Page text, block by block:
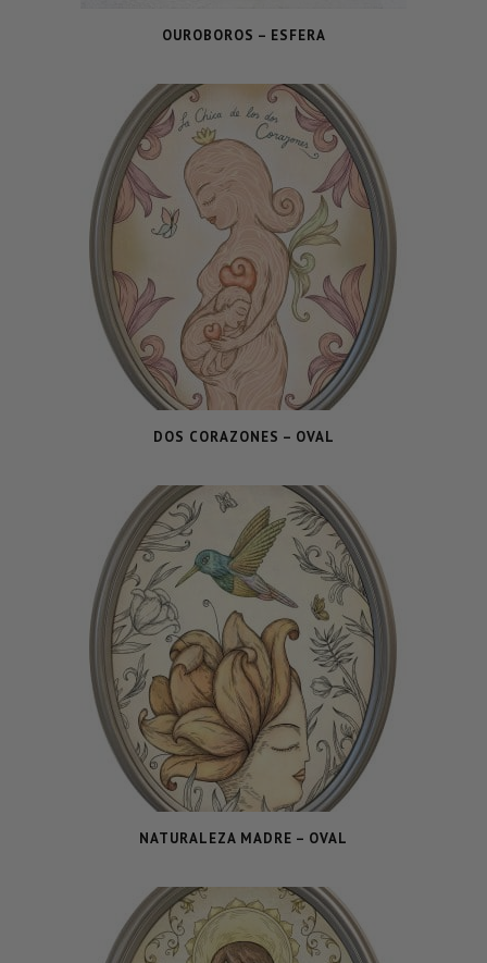
OUROBOROS – ESFERA
DOS CORAZONES – OVAL
NATURALEZA MADRE – OVAL